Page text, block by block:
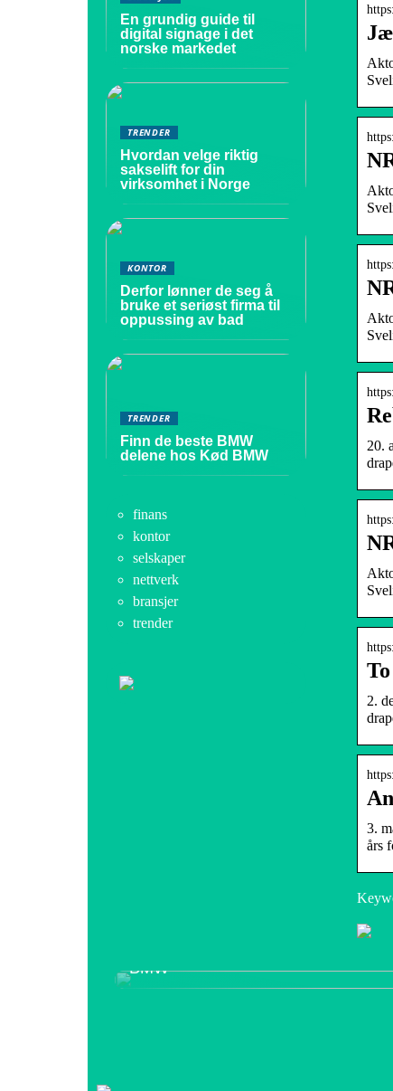
20.
2.
3.
års
En grundig guide til
digital signage i det
norske markedet
TRENDER
Hvordan velge riktig
sakselift for din
virksomhet i Norge
KONTOR
Derfor lønner de seg å
bruke et seriøst firma til
oppussing av bad
TRENDER
Finn de beste BMW
delene hos Kød BMW
finans
kontor
selskaper
nettverk
bransjer
trender
BMW